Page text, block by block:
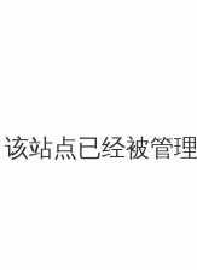
站点已经被管